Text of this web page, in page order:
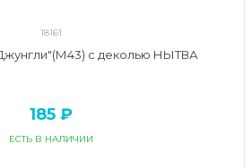
18161
с деколью НЫТВА
185 ₽
ЕСТЬ В НАЛИЧИИ